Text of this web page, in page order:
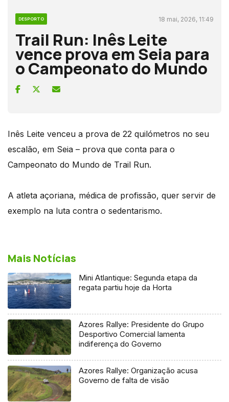
DESPORTO 18 mai, 2026, 11:49
Trail Run: Inês Leite
vence prova em Seia para
o Campeonato do Mundo
Inês Leite venceu a prova de 22 quilómetros no seu
escalão, em Seia – prova que conta para o
Campeonato do Mundo de Trail Run.
A atleta açoriana, médica de profissão, quer servir de
exemplo na luta contra o sedentarismo.
Mais Notícias
Mini Atlantique: Segunda etapa da
regata partiu hoje da Horta
Azores Rallye: Presidente do Grupo
Desportivo Comercial lamenta
indiferença do Governo
Azores Rallye: Organização acusa
Governo de falta de visão